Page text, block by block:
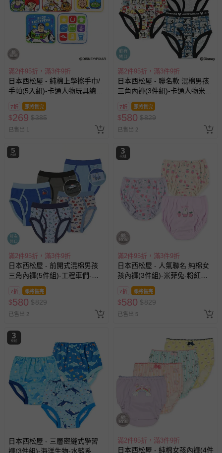
相關的退換貨辦理流程，可詳見：退換貨 & 退款問題
其他常見問題：
運送服務：目前提供的運送僅限台灣本島。如您位於離島地
區，可能會無法配送，或須依據商品需加收離島運費。廠商
亦保留出貨與否的權利。離島、偏遠地區、樓層親送等加價
費用，可能會另需加收。
商品實際的配達日期，可於訂單個人資料內的查詢訂單內，
已出貨通知之訊息為主。
如您收到商品，請依正常流程檢查是否完好，若商品遇瑕疵
若您對於會員帳號、商品訂購與資訊、購物流程、付款方
式、折價券與購物金的使用、退貨及商品運送方式等有疑
問，你可詳見：媽咪愛客服中心
。
預購商品：預購為海外同步代購，遇缺貨即會通知媽咪並協
助取消退款事宜。
商品如因「價格、組合」等錯誤原因，導致無法安排出貨，
會主動以簡訊及mail通知訂單取消事宜，並將提供適當補
滿2件95折，滿3件9折
日本西松屋 - 純棉上學擦手巾/
手帕(5入組)-卡通人物玩具總動
員 (16×16cm)
7折 即將售完
$269 $385
已售出 1
滿2件95折，滿3件9折
日本西松屋 - 聯名款 混棉男孩
三角內褲(3件組)-卡通人物米
奇-淺灰藍
7折 即將售完
$580 $829
已售出 2
滿2件95折，滿3件9折
日本西松屋 - 前開式混棉男孩
三角內褲(5件組)-工程車們-藍
7折 即將售完
$580 $829
已售出 2
滿2件95折，滿3件9折
日本西松屋 - 人氣聯名 純棉女
孩內褲(3件組)-米菲兔-粉紅紫
7折 即將售完
$580 $829
已售出 5
日本西松屋 - 三層密縫式學習
褲(3件組)-海洋生物-水藍系
滿2件95折，滿3件9折
日本西松屋 - 純棉女孩內褲(4件